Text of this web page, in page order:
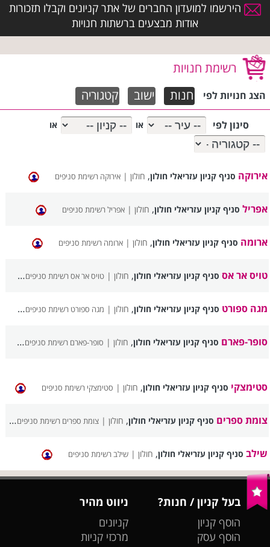
הירשמו למועדון החברים של אתר קניונים וקבלו תזכורות
אודות מבצעים ברשתות חנויות
רשימת חנויות
הצג חנויות לפי חנות ישוב קטגוריה
סינון לפי או או
אירוקה סניף קניון עזריאלי חולון, חולון |אירוקה רשימת סניפים
אפריל סניף קניון עזריאלי חולון, חולון |אפריל רשימת סניפים
ארומה סניף קניון עזריאלי חולון, חולון |ארומה רשימת סניפים
טויס אר אס סניף קניון עזריאלי חולון, חולון |טויס אר אס רשימת סניפים
מגה ספורט סניף קניון עזריאלי חולון, חולון | מגה ספורט רשימת סניפים
סופר-פארם סניף קניון עזריאלי חולון, חולון | סופר-פארם רשימת סניפים
סטימצקי סניף קניון עזריאלי חולון, חולון | סטימצקי רשימת סניפים
צומת ספרים סניף קניון עזריאלי חולון, חולון |צומת ספרים רשימת סניפים
שילב סניף קניון עזריאלי חולון, חולון |שילב רשימת סניפים
בעל קניון / חנות?
הוסף קניון
הוסף עסק
ניווט מהיר
קניונים
מרכזי קניות